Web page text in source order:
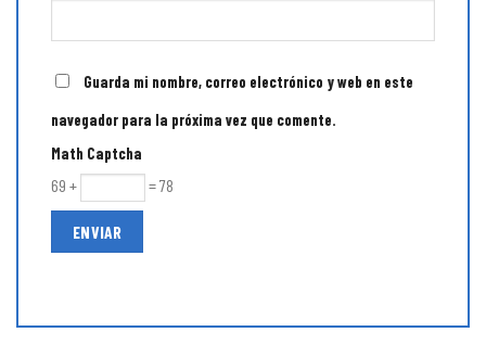
Guarda mi nombre, correo electrónico y web en este
navegador para la próxima vez que comente.
Math Captcha
69 + = 78